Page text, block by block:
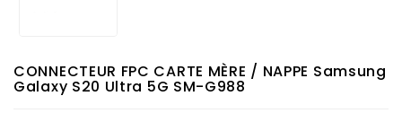
CONNECTEUR FPC CARTE MÈRE / NAPPE Samsung
Galaxy S20 Ultra 5G SM-G988